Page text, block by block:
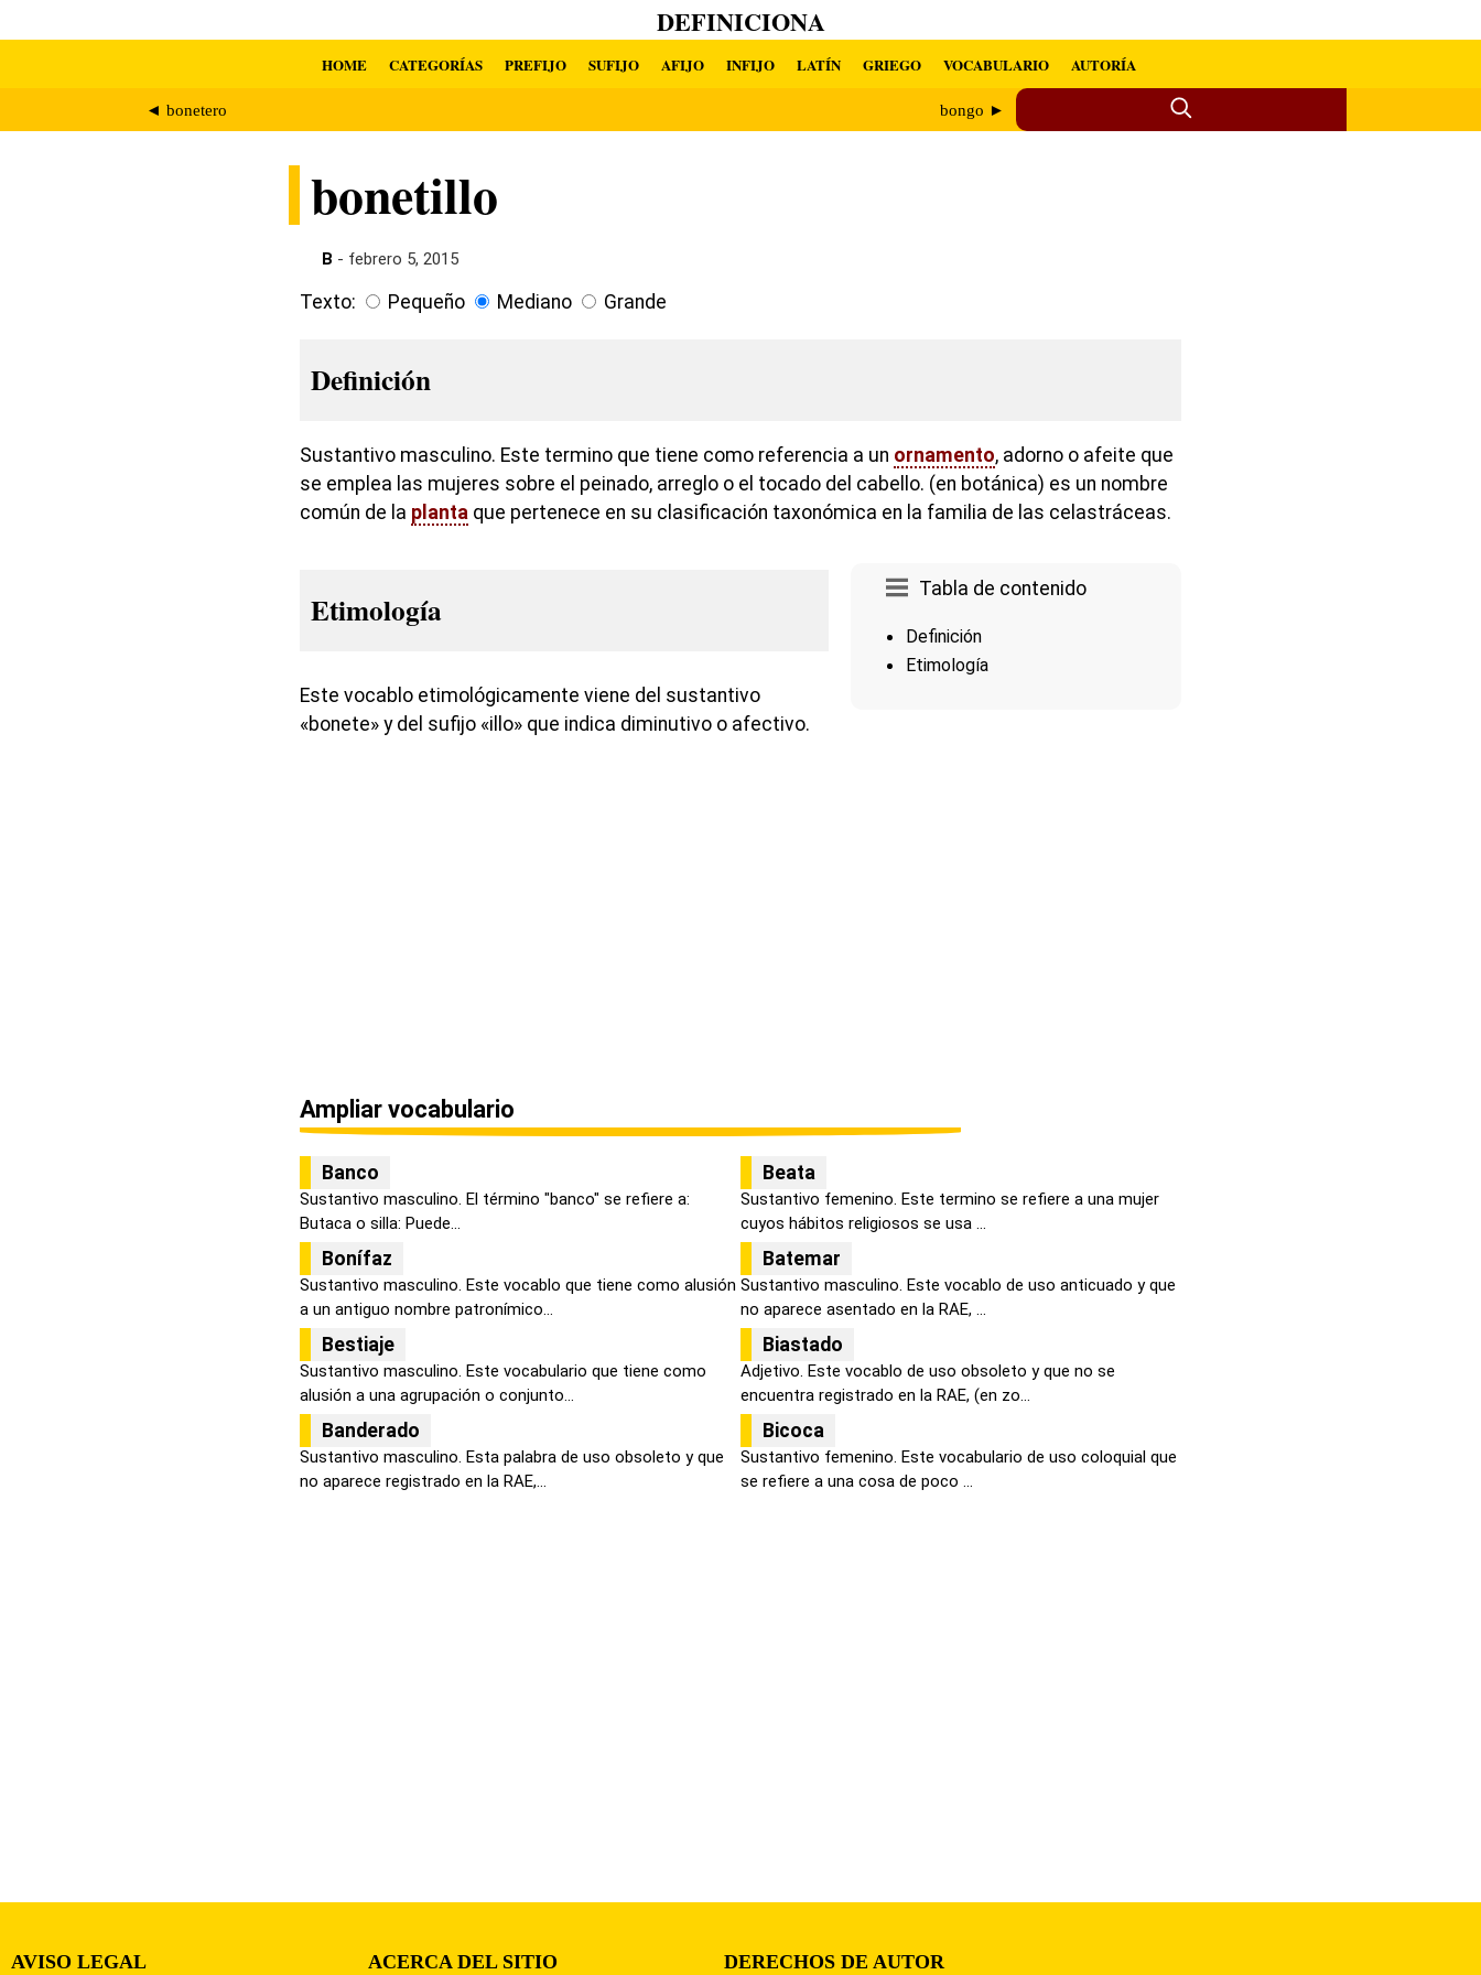
DEFINICIONA
HOME CATEGORÍAS PREFIJO SUFIJO AFIJO INFIJO LATÍN GRIEGO VOCABULARIO AUTORÍA
◄ bonetero bongo ►
bonetillo
B - febrero 5, 2015
Texto: Pequeño Mediano Grande
Definición
Sustantivo masculino. Este termino que tiene como referencia a un ornamento, adorno o afeite que
se emplea las mujeres sobre el peinado, arreglo o el tocado del cabello. (en botánica) es un nombre
común de la planta que pertenece en su clasificación taxonómica en la familia de las celastráceas.
Tabla de contenido
Definición
Etimología
Etimología
Este vocablo etimológicamente viene del sustantivo
«bonete» y del sufijo «illo» que indica diminutivo o afectivo.
Ampliar vocabulario
Banco
Sustantivo masculino. El término "banco" se refiere a:
Butaca o silla: Puede...
Beata
Sustantivo femenino. Este termino se refiere a una mujer
cuyos hábitos religiosos se usa ...
Bonífaz
Sustantivo masculino. Este vocablo que tiene como alusión
a un antiguo nombre patronímico...
Batemar
Sustantivo masculino. Este vocablo de uso anticuado y que
no aparece asentado en la RAE, ...
Bestiaje
Sustantivo masculino. Este vocabulario que tiene como
alusión a una agrupación o conjunto...
Biastado
Adjetivo. Este vocablo de uso obsoleto y que no se
encuentra registrado en la RAE, (en zo...
Banderado
Sustantivo masculino. Esta palabra de uso obsoleto y que
no aparece registrado en la RAE,...
Bicoca
Sustantivo femenino. Este vocabulario de uso coloquial que
se refiere a una cosa de poco ...
AVISO LEGAL ACERCA DEL SITIO DERECHOS DE AUTOR